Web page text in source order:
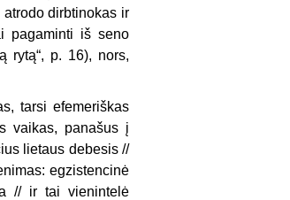
atrodo dirbtinokas ir
pagaminti iš seno
rytą“, p. 16), nors,
tarsi efemeriškas
vaikas, panašus į
lietaus debesis //
egzistencinė
// ir tai vienintelė